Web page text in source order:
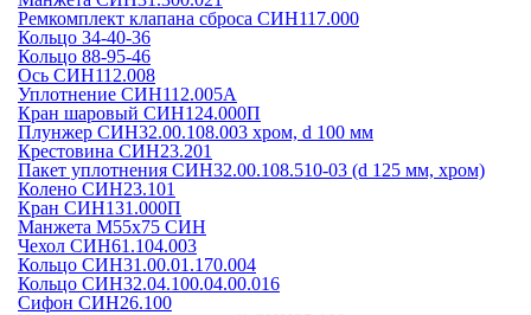
Ремкомплект клапана сброса СИН117.000
Кольцо 34-40-36
Кольцо 88-95-46
Ось СИН112.008
Уплотнение СИН112.005А
Кран шаровый СИН124.000П
Плунжер СИН32.00.108.003 хром, d 100 мм
Крестовина СИН23.201
Пакет уплотнения СИН32.00.108.510-03 (d 125 мм, хром)
Колено СИН23.101
Кран СИН131.000П
Манжета М55х75 СИН
Чехол СИН61.104.003
Кольцо СИН31.00.01.170.004
Кольцо СИН32.04.100.04.00.016
Сифон СИН26.100